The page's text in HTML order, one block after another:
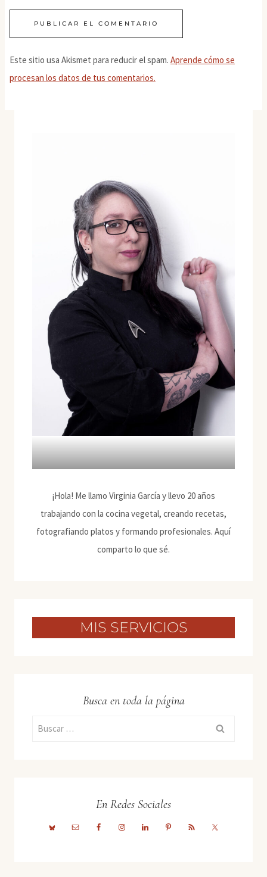
Este sitio usa Akismet para reducir el spam. Aprende cómo se
procesan los datos de tus comentarios.
¡Hola! Me llamo Virginia García y llevo 20 años
trabajando con la cocina vegetal, creando recetas,
fotografiando platos y formando profesionales. Aquí
comparto lo que sé.
MIS SERVICIOS
Busca en toda la página
Buscar:
En Redes Sociales